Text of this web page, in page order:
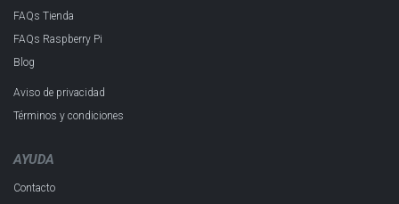
FAQs Tienda
FAQs Raspberry Pi
Blog
Aviso de privacidad
Términos y condiciones
AYUDA
Contacto